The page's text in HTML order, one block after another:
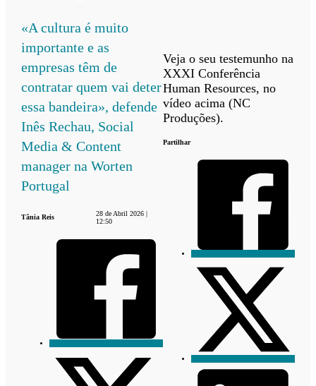
«A cultura é muito
importante e as
empresas têm de
contratar quem vai deter
essa bandeira», defende
Inês Rechau, Social
Media & Content
manager na Worten
Portugal
Tânia Reis
28 de Abril 2026 |
12:50
Veja o seu testemunho na
XXXI Conferência
Human Resources, no
vídeo acima (NC
Produções).
Partilhar